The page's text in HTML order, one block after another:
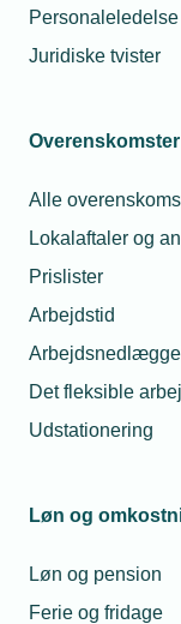
Personaleledelse
Juridiske tvister
Overenskomster
Alle
Lokalaftaler og
Prislister
Arbejdstid
Det fleksible
Udstationering
Løn og
Løn og pension
Ferie og fridage
Engelsk
HWS (VVS)
Protokollater